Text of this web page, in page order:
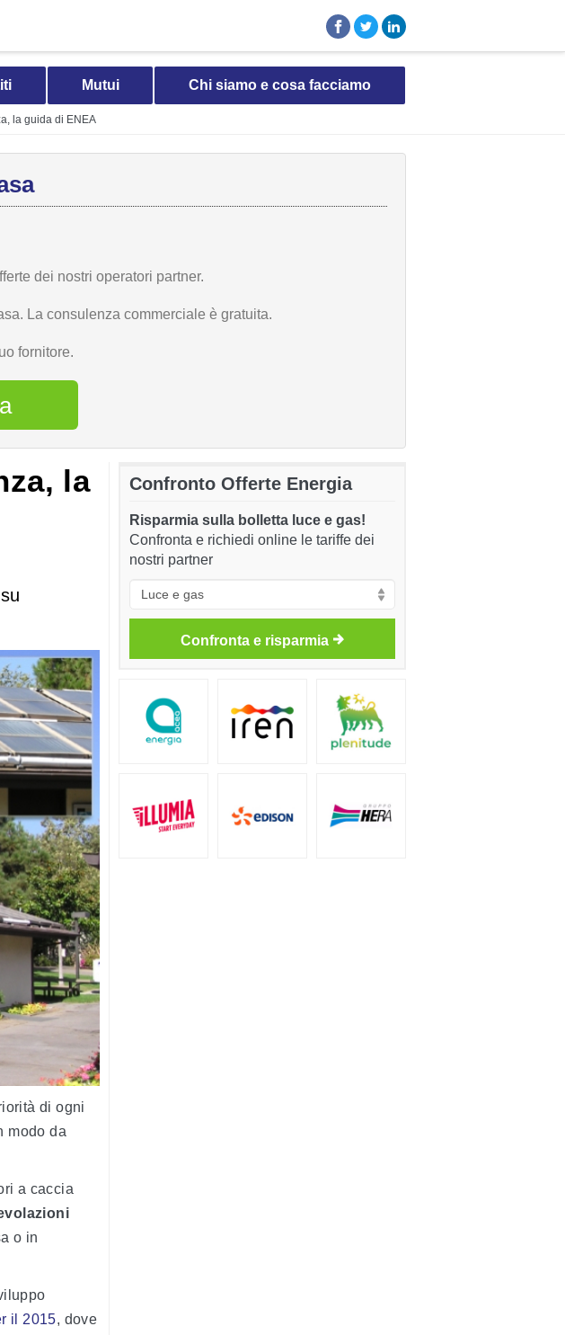
Mutui Chi siamo e cosa facciamo
la guida di ENEA
dei nostri operatori partner.
La consulenza commerciale è gratuita.
fornitore.
la
di ogni
modo da
a caccia
o in
il 2015, dove
Confronto Offerte Energia
Risparmia sulla bolletta luce e gas!
Confronta e richiedi online le tariffe dei
nostri partner
Confronta e risparmia